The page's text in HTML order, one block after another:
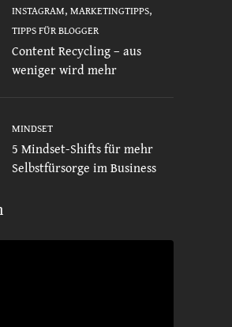
INSTAGRAM, MARKETINGTIPPS,
TIPPS FÜR BLOGGER
Content Recycling – aus
weniger wird mehr
MINDSET
5 Mindset-Shifts für mehr
Selbstfürsorge im Business